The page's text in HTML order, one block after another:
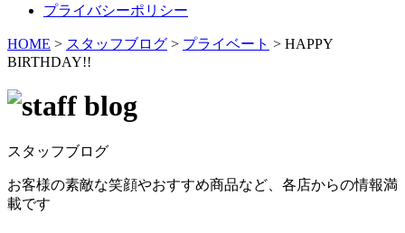
プライバシーポリシー
HOME > スタッフブログ > プライベート > HAPPY
BIRTHDAY!!
スタッフブログ
お客様の素敵な笑顔やおすすめ商品など、各店からの情報満
載です